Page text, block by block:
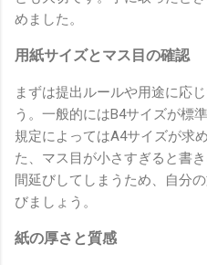
めました。
用紙サイズとマス目の確認
まずは提出ルールや用途に応
う。一般的にはB4サイズが標
規定によってはA4サイズが求
た、マス目が小さすぎると書
間延びしてしまうため、自分
びましょう。
紙の厚さと質感